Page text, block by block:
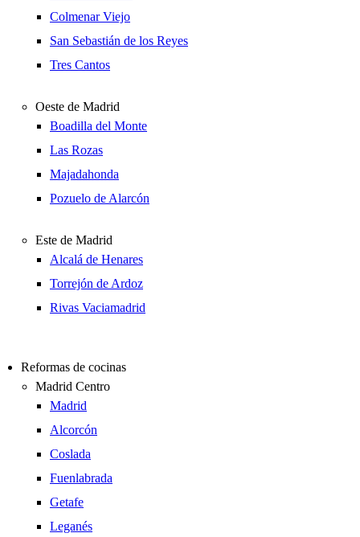
Colmenar Viejo
San Sebastián de los Reyes
Tres Cantos
Oeste de Madrid
Boadilla del Monte
Las Rozas
Majadahonda
Pozuelo de Alarcón
Este de Madrid
Alcalá de Henares
Torrejón de Ardoz
Rivas Vaciamadrid
Reformas de cocinas
Madrid Centro
Madrid
Alcorcón
Coslada
Fuenlabrada
Getafe
Leganés